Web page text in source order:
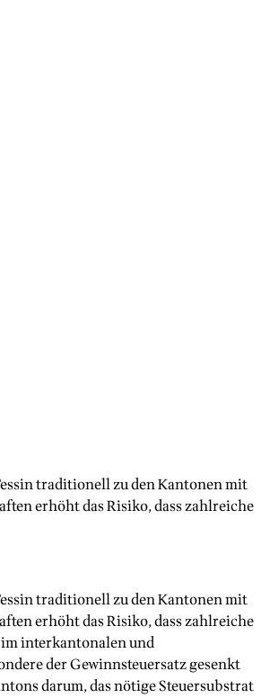
traditionell zu den Kantonen mit
erhöht das Risiko, dass zahlreiche
traditionell zu den Kantonen mit
erhöht das Risiko, dass zahlreiche
im interkantonalen und
der Gewinnsteuersatz gesenkt
darum, das nötige Steuersubstrat